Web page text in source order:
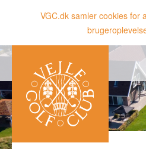
VGC.dk samler cookies for
Nyheder
Klubben